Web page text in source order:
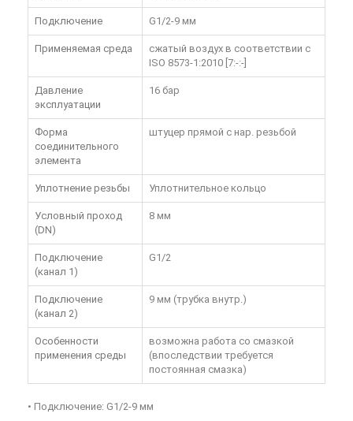
Подключение G1/2-9 мм
Применяемая среда
сжатый воздух в соответствии с
ISO 8573-1:2010 [7:-:-]
Давление
эксплуатации
16 бар
Форма
соединительного
элемента
штуцер прямой с нар. резьбой
Уплотнение резьбы Уплотнительное кольцо
Условный проход
(DN)
8 мм
Подключение
(канал 1)
G1/2
Подключение
(канал 2)
9 мм (трубка внутр.)
Особенности
применения среды
возможна работа со смазкой
(впоследствии требуется
постоянная смазка)
• Подключение: G1/2-9 мм